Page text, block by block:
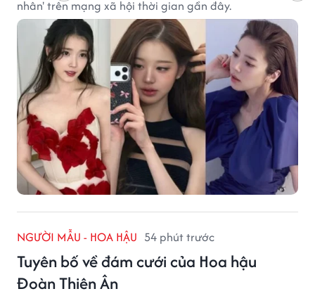
nhân' trên mạng xã hội thời gian gần đây.
NGƯỜI MẪU - HOA HẬU 54 phút trước
Tuyên bố về đám cưới của Hoa hậu
Đoàn Thiên Ân